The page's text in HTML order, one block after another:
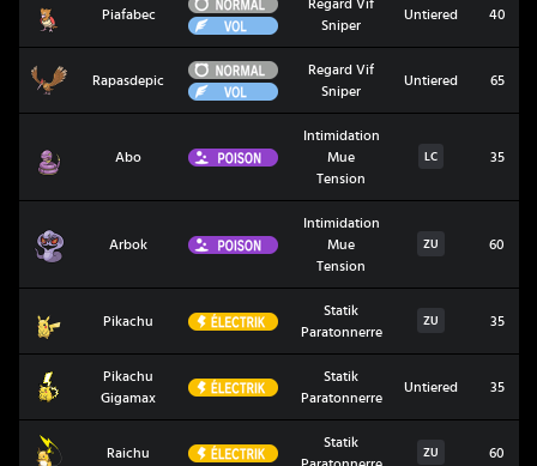
Piafabec
Vol
Regard Vif
Sniper
Untiered 40
Rapasdepic
Normal
Vol
Regard Vif
Sniper
Untiered 65
Abo Poison
Intimidation
Mue
Tension
LC 35
Arbok Poison
Intimidation
Mue
Tension
ZU 60
Pikachu Électrik
Statik
Paratonnerre
ZU 35
Pikachu Gigamax
Pikachu
Gigamax
Électrik
Statik
Paratonnerre
Untiered 35
Raichu Électrik
Statik
ZU 60